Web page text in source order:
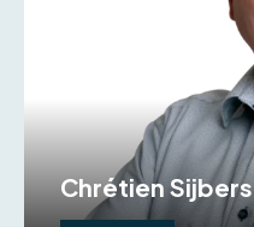
Chrétien Sijbers